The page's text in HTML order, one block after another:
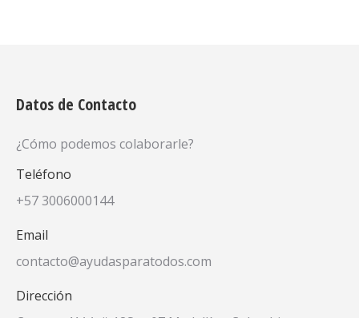
Datos de Contacto
¿Cómo podemos colaborarle?
Teléfono
+57 3006000144
Email
contacto@ayudasparatodos.com
Dirección